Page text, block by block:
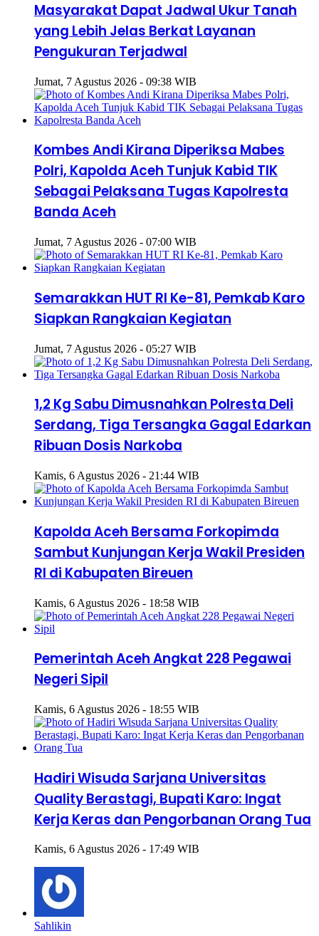
Masyarakat Dapat Jadwal Ukur Tanah
yang Lebih Jelas Berkat Layanan
Pengukuran Terjadwal
Jumat, 7 Agustus 2026 - 09:38 WIB
Kombes Andi Kirana Diperiksa Mabes
Polri, Kapolda Aceh Tunjuk Kabid TIK
Sebagai Pelaksana Tugas Kapolresta
Banda Aceh
Jumat, 7 Agustus 2026 - 07:00 WIB
Semarakkan HUT RI Ke-81, Pemkab Karo
Siapkan Rangkaian Kegiatan
Jumat, 7 Agustus 2026 - 05:27 WIB
1,2 Kg Sabu Dimusnahkan Polresta Deli
Serdang, Tiga Tersangka Gagal Edarkan
Ribuan Dosis Narkoba
Kamis, 6 Agustus 2026 - 21:44 WIB
Kapolda Aceh Bersama Forkopimda
Sambut Kunjungan Kerja Wakil Presiden
RI di Kabupaten Bireuen
Kamis, 6 Agustus 2026 - 18:58 WIB
Pemerintah Aceh Angkat 228 Pegawai
Negeri Sipil
Kamis, 6 Agustus 2026 - 18:55 WIB
Hadiri Wisuda Sarjana Universitas
Quality Berastagi, Bupati Karo: Ingat
Kerja Keras dan Pengorbanan Orang Tua
Kamis, 6 Agustus 2026 - 17:49 WIB
Sahlikin